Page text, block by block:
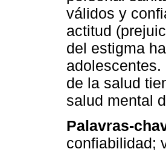
válidos y
actitud
del estigma
de la salud
salud mental
Palavras-
confiabilidad;